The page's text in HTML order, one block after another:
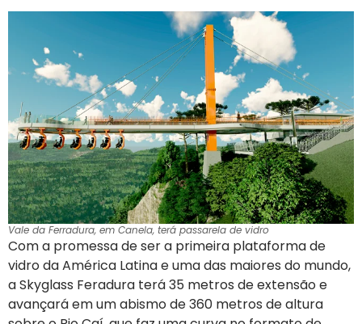
Vale da Ferradura, em Canela, terá passarela de vidro
Com a promessa de ser a primeira plataforma de
vidro da América Latina e uma das maiores do mundo,
a Skyglass Feradura terá 35 metros de extensão e
avançará em um abismo de 360 metros de altura